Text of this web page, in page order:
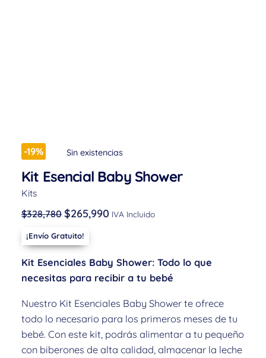
-19% Sin existencias
Kit Esencial Baby Shower
Kits
$328,780 $265,990 IVA Incluido
¡Envío Gratuito!
Kit Esenciales Baby Shower: Todo lo que
necesitas para recibir a tu bebé
Nuestro Kit Esenciales Baby Shower te ofrece
todo lo necesario para los primeros meses de tu
bebé. Con este kit, podrás alimentar a tu pequeño
con biberones de alta calidad, almacenar la leche